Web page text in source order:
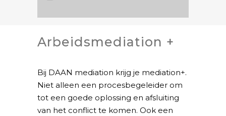
Arbeidsmediation +
Bij DAAN mediation krijg je mediation+.
Niet alleen een procesbegeleider om
tot een goede oplossing en afsluiting
van het conflict te komen. Ook een